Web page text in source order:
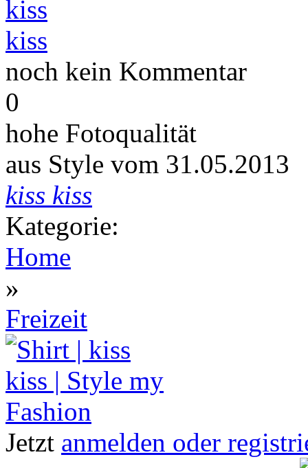
noch kein Kommentar
0
hohe Fotoqualität
aus Style vom 31.05.2013
kiss kiss
Kategorie:
Home
»
Freizeit
Jetzt anmelden oder